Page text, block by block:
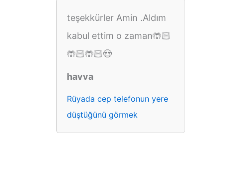
teşekkürler Amin .Aldım
kabul ettim o zaman🤲🏻
🤲🏻🤲🏻😍
havva
Rüyada cep telefonun yere
düştüğünü görmek